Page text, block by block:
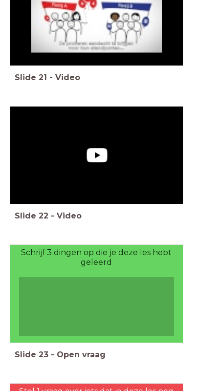
Slide 21 - Video
Slide 22 - Video
Schrijf 3 dingen op die je deze les hebt
geleerd
Slide 23 - Open vraag